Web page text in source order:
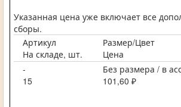
Указанная цена уже включает все
сборы.
Артикул
Размер/Цвет
На складе, шт.
Цена
-
Без размера / в
15
101,60 ₽